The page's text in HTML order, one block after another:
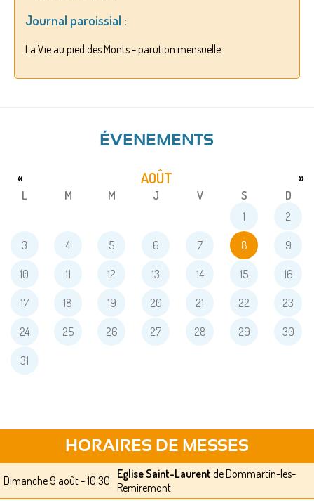
Journal paroissial :
La Vie au pied des Monts - parution mensuelle
ÉVENEMENTS
AOÛT
« »
L M M J V S
D
1
2
3 4 5 6 7 8 9
10 11 12 13 14 15 16
17 18 19 20 21 22 23
24 25 26 27 28 29 30
31
HORAIRES DE MESSES
Dimanche 9 août - 10:30 Eglise Saint-Laurent de Dommartin-les-
Remiremont